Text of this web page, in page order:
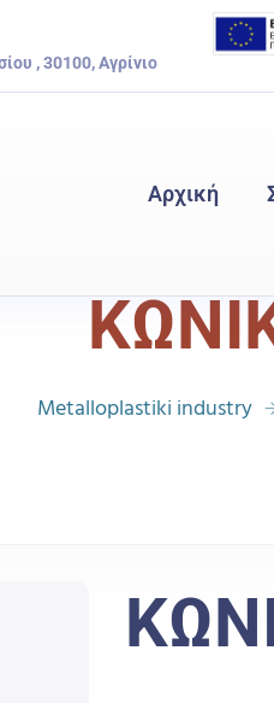
, 30100, Αγρίνιο
Αρχική
Metalloplastiki industry